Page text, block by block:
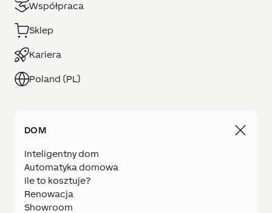
Współpraca
Sklep
Kariera
Poland (PL)
DOM
Inteligentny dom
Automatyka domowa
Ile to kosztuje?
Renowacja
Showroom